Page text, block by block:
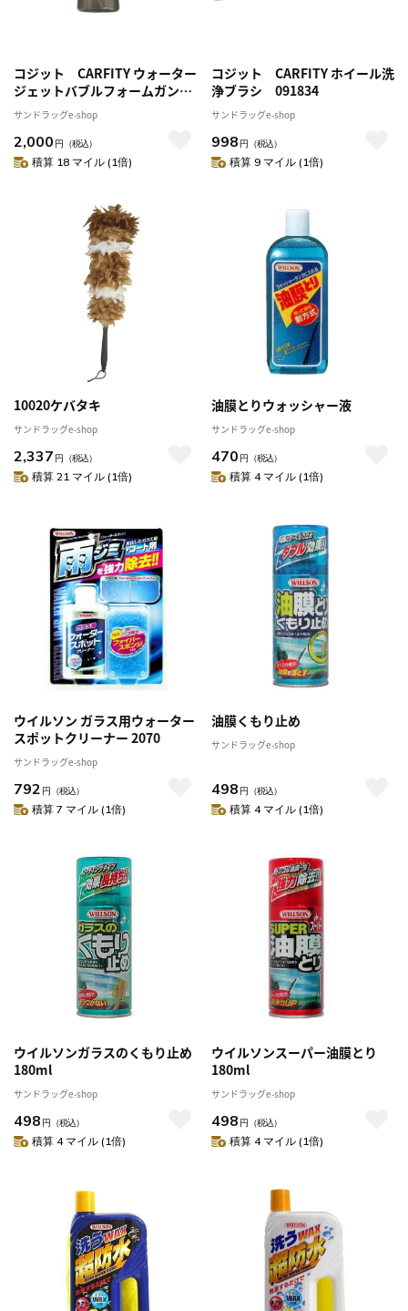
コジット CARFITY ウォーター
ジェットバブルフォームガン
091639
サンドラッグe-shop
2,000 円 （税込）
積算 18 マイル (1倍)
コジット CARFITY ホイール洗
浄ブラシ 091834
サンドラッグe-shop
998 円 （税込）
積算 9 マイル (1倍)
10020ケバタキ
サンドラッグe-shop
2,337 円 （税込）
積算 21 マイル (1倍)
油膜とりウォッシャー液
サンドラッグe-shop
470 円 （税込）
積算 4 マイル (1倍)
ウイルソン ガラス用ウォーター
スポットクリーナー 2070
サンドラッグe-shop
792 円 （税込）
積算 7 マイル (1倍)
油膜くもり止め
サンドラッグe-shop
498 円 （税込）
積算 4 マイル (1倍)
ウイルソンガラスのくもり止め
180ml
サンドラッグe-shop
498 円 （税込）
積算 4 マイル (1倍)
ウイルソンスーパー油膜とり
180ml
サンドラッグe-shop
498 円 （税込）
積算 4 マイル (1倍)